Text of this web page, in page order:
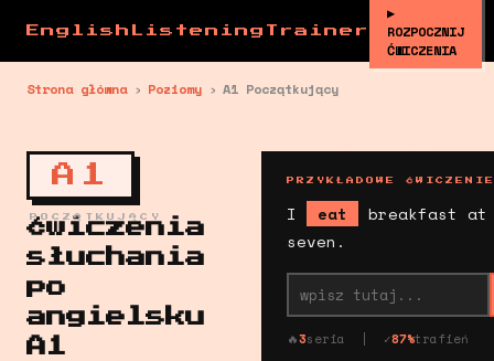
EnglishListeningTrainer
▶
ROZPOCZNIJ
ĆWICZENIA
Strona główna › Poziomy › A1 Początkujący
A1
POCZĄTKUJĄCY
Ćwiczenia
słuchania
po
angielsku
A1
PRZYKŁADOWE ĆWICZENIE
I eat
breakfast at
seven.
🔥3seria | ✓87%trafień